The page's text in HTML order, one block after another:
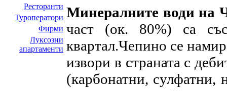
Ресторанти
Туроператори
Фирми
Луксозни
апартаменти
Минералните води на
част (ок. 80%) са
квартал.Чепино се
извори в страната с
(карбонатни, сулфатни,